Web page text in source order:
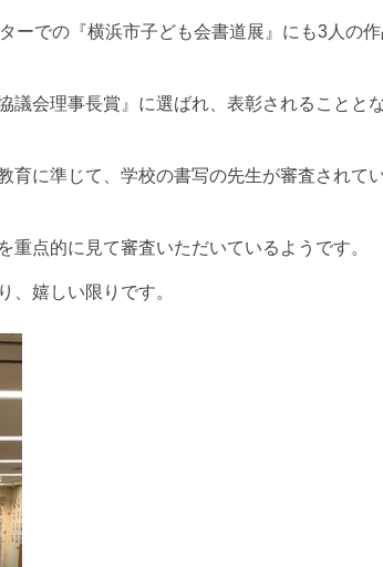
ーでの『横浜市子ども会書道展』にも3人の
議会理事長賞』に選ばれ、表彰されることと
に準じて、学校の書写の先生が審査されて
点的に見て審査いただいているようです。
、嬉しい限りです。